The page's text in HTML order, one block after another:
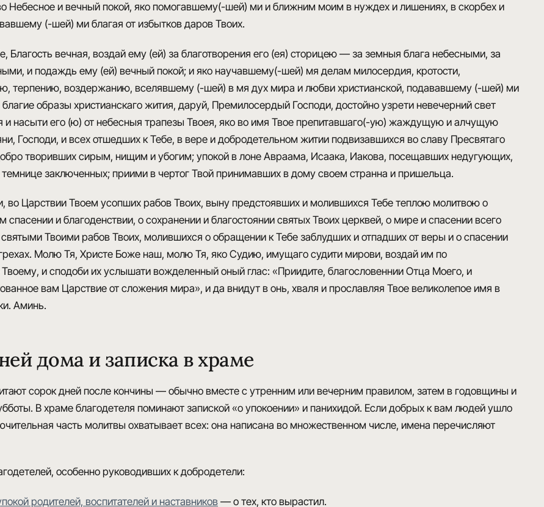
Небесное и вечный покой, яко помогавшему(-шей) ми и ближним моим в нуждех и лишениях, в скорбех и
(-шей) ми благая от избытков даров Твоих.
Благость вечная, воздай ему (ей) за благотворения его (ея) сторицею — за земныя блага небесными, за
и подаждь ему (ей) вечный покой; и яко научавшему(-шей) мя делам милосердия, кротости,
терпению, воздержанию, вселявшему (-шей) в мя дух мира и любви христианской, подававшему (-шей) ми
образы христианскаго жития, даруй, Премилосердый Господи, достойно узрети невечерний свет
и насыти его (ю) от небесныя трапезы Твоея, яко во имя Твое препитавшаго(-ую) жаждущую и алчущую
Господи, и всех отшедших к Тебе, в вере и добродетельном житии подвизавшихся во славу Пресвятаго
творивших сирым, нищим и убогим; упокой в лоне Авраама, Исаака, Иакова, посещавших недугующих,
заключенных; приими в чертог Твой принимавших в дому своем странна и пришельца.
во Царствии Твоем усопших рабов Твоих, выну предстоявших и молившихся Тебе теплою молитвою о
и благоденствии, о сохранении и благостоянии святых Твоих церквей, о мире и спасении всего
Твоими рабов Твоих, молившихся о обращении к Тебе заблудших и отпадших от веры и о спасении
Молю Тя, Христе Боже наш, молю Тя, яко Судию, имущаго судити мирови, воздай им по
и сподоби их услышати вожделенный оный глас: «Приидите, благословеннии Отца Моего, и
вам Царствие от сложения мира», и да внидут в онь, хваля и прославляя Твое великолепое имя в
Аминь.
дома и записка в храме
сорок дней после кончины — обычно вместе с утренним или вечерним правилом, затем в годовщины и
В храме благодетеля поминают запиской «о упокоении» и панихидой. Если добрых к вам людей ушло
часть молитвы охватывает всех: она написана во множественном числе, имена перечисляют
особенно руководивших к добродетели:
родителей, воспитателей и наставников — о тех, кто вырастил.